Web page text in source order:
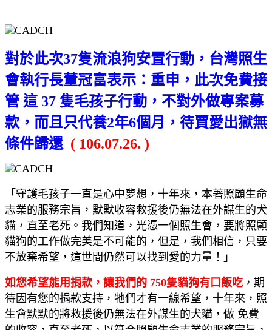
對於此次37隻流浪狗安置行動，台灣照生
會執行長董冠富表示：重申，此次免費接
管 這 37 隻毛孩子行動，不對外做專案募
款，而且只代養2年6個月，待賈愛出獄無
條件歸還 ( 106.07.26. )
「守護毛孩子一直是心中夢想，十年來，本著照顧生命
志業的服務宗旨，默默收容救援後仍無法在外謀生的犬
貓，直至老死。我們知道，光憑一個照生會，要將照顧
貓狗的工作做完美是不可能的，但是，我們相信，只要
不放棄希望，這世間仍然可以找到愛的力量！」
如您希望能用捐款，讓我們的 750隻貓狗有口飯吃，期
待因有您的捐款支持，牠們才有一線希望，十年來，照
生會默默的將救援後仍無法在外謀生的犬貓，做 免費